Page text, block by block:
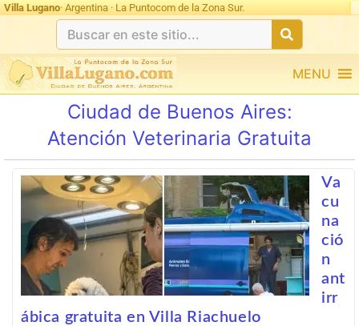
Villa Lugano· Argentina · La Puntocom de la Zona Sur.
MENU
Ciudad de Buenos Aires:
Atención Veterinaria Gratuita
Va
cu
na
ció
n
ant
irr
ábica gratuita en Villa Riachuelo